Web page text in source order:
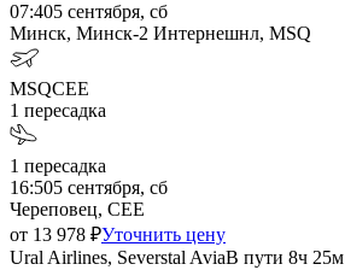
07:405 сентября, сб
Минск, Минск-2 Интернешнл, MSQ
MSQCEE
1 пересадка
1 пересадка
16:505 сентября, сб
Череповец, CEE
от 13 978 ₽Уточнить цену
Ural Airlines, Severstal AviaВ пути 8ч 25м